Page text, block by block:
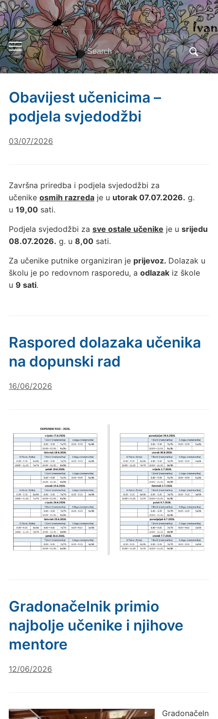
Toggle
mobile
menu
Search
for:
Obavijest učenicima –
podjela svjedodžbi
03/07/2026
Završna priredba i podjela svjedodžbi za
učenike osmih razredaje u utorak 07.07.2026. g.
u 19,00sati.
Podjela svjedodžbi za sve ostale učenike je u srijedu
08.07.2026. g. u 8,00sati.
Za učenike putnike organiziran je prijevoz. Dolazak u
školu je po redovnom rasporedu, a odlazakiz škole
u 9 sati.
Raspored dolazaka učenika
na dopunski rad
16/06/2026
Gradonačelnik primio
najbolje učenike i njihove
mentore
12/06/2026
Gradonačeln